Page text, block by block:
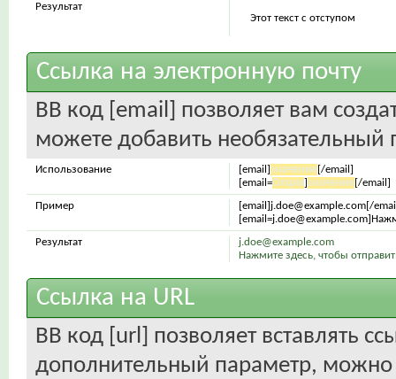
Этот текст с отступом
Результат
Ссылка на электронную почту
BB код [email] позволяет вам
можете добавить
[email]значение [/email]
[email=Опция]значение [/email]
Использование
[email]j.doe@example.com[/
Пример
j.doe@example.com
Нажмите здесь, чтобы
Результат
Ссылка на URL
BB код [url] позволяет вставлять
дополнительный параметр, можно